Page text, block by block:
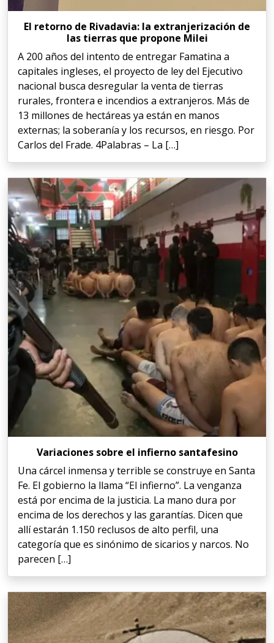
El retorno de Rivadavia: la extranjerización de
las tierras que propone Milei
A 200 años del intento de entregar Famatina a
capitales ingleses, el proyecto de ley del Ejecutivo
nacional busca desregular la venta de tierras
rurales, frontera e incendios a extranjeros. Más de
13 millones de hectáreas ya están en manos
externas; la soberanía y los recursos, en riesgo. Por
Carlos del Frade. 4Palabras – La […]
Variaciones sobre el infierno santafesino
Una cárcel inmensa y terrible se construye en Santa
Fe. El gobierno la llama “El infierno”. La venganza
está por encima de la justicia. La mano dura por
encima de los derechos y las garantías. Dicen que
allí estarán 1.150 reclusos de alto perfil, una
categoría que es sinónimo de sicarios y narcos. No
parecen […]